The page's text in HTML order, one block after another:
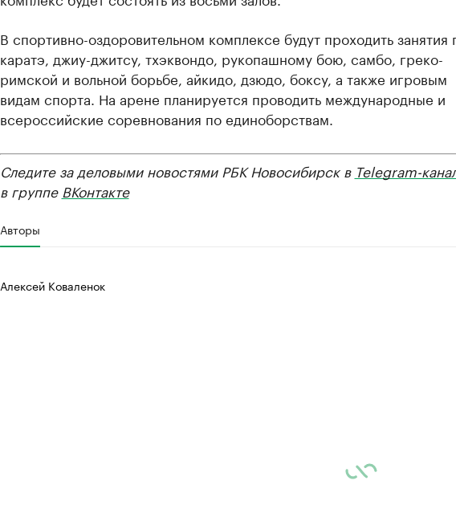
В спортивно-оздоровительном комплексе будут проходить занятия
каратэ, джиу-джитсу, тхэквондо, рукопашному бою, самбо, греко-
римской и вольной борьбе, айкидо, дзюдо, боксу, а также игровым
видам спорта. На арене планируется проводить международные и
всероссийские соревнования по единоборствам.
Следите за деловыми новостями РБК Новосибирск в Telegram-
в группе ВКонтакте
Авторы
Алексей Коваленок